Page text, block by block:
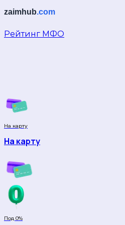
Рейтинг МФО
На карту
На карту
Под 0%